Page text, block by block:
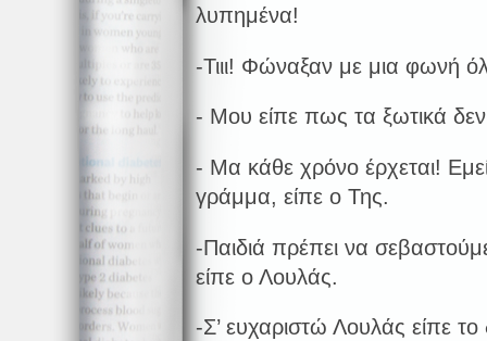
λυπημένα!
-Τιιι! Φώναξαν με μια φωνή
- Μου είπε πως τα ξωτικά
- Μα κάθε χρόνο έρχεται!
γράμμα, είπε ο Της.
-Παιδιά πρέπει να
είπε ο Λουλάς.
-Σ’ ευχαριστώ Λουλάς είπε